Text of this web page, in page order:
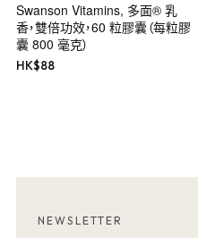
Swanson Vitamins, 多面® 乳
香，雙倍功效，60 粒膠囊（每粒膠
囊 800 毫克）
HK$88
NEWSLETTER